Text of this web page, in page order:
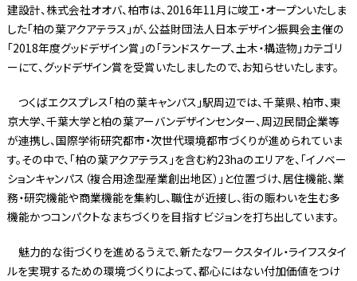
建設計、株式会社オオバ、柏市は、2016年11月に竣工・オープンいたしま
した「柏の葉アクアテラス」が、公益財団法人日本デザイン振興会主催の
「2018年度グッドデザイン賞」の「ランドスケープ、土木・構造物」カテゴリ
ーにて、グッドデザイン賞を受賞いたしましたので、お知らせいたします。
つくばエクスプレス「柏の葉キャンパス」駅周辺では、千葉県、柏市、東
京大学、千葉大学と柏の葉アーバンデザインセンター、周辺民間企業等
が連携し、国際学術研究都市・次世代環境都市づくりが進められていま
す。その中で、「柏の葉アクアテラス」を含む約23haのエリアを、「イノベー
ションキャンパス（複合用途型産業創出地区）」と位置づけ、居住機能、業
務・研究機能や商業機能を集約し、職住が近接し、街の賑わいを生む多
機能かつコンパクトなまちづくりを目指すビジョンを打ち出しています。
魅力的な街づくりを進めるうえで、新たなワークスタイル・ライフスタイ
ルを実現するための環境づくりによって、都心にはない付加価値をつけ